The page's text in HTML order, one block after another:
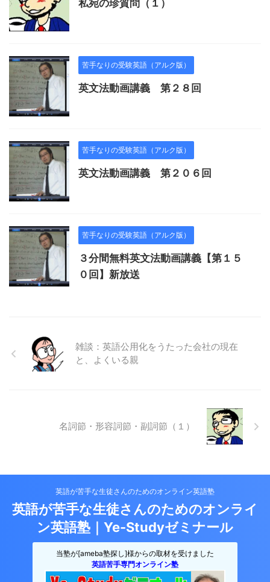
私宛の珍質問（１）
苦手なりの受験英語（アルク版）
英文法動画講義 第２８回
苦手なりの受験英語（アルク版）
英文法動画講義 第２０６回
苦手なりの受験英語（アルク版）
３分間無料英文法動画講義【第１５
０回】新放送
雑談：英語公用化をうたった会社の現在
と、よくいる親
名詞節・形容詞節・副詞節（１）
英語が苦手な生徒さんのためのオンライン英語塾
英語が苦手な生徒さんのためのオンライ
ン英語塾｜Ye-Studyゼミナール
当塾が[ameba塾探し]様からの取材を受けました
英語苦手専門オンライン塾